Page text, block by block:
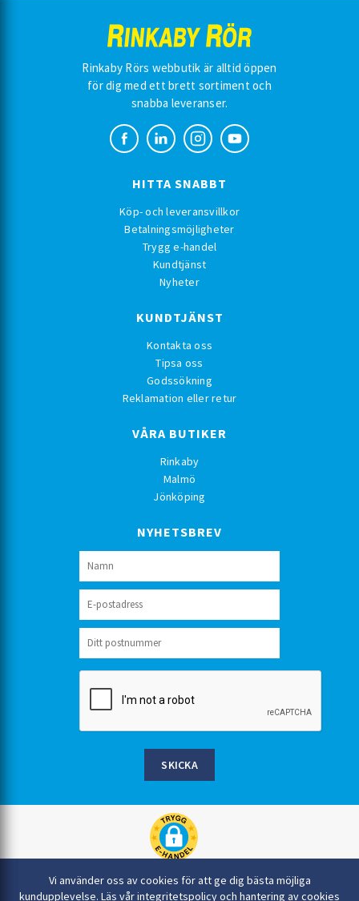
Vi använder oss av cookies för att ge dig bästa möjliga
kundupplevelse. Läs vår integritetspolicy och hantering av cookies
Rinkaby Rörs webbutik är alltid öppen
för dig med ett brett sortiment och
snabba leveranser.
HITTA SNABBT
Köp- och leveransvillkor
Betalningsmöjligheter
Trygg e-handel
Kundtjänst
Nyheter
KUNDTJÄNST
Kontakta oss
Tipsa oss
Godssökning
Reklamation eller retur
VÅRA BUTIKER
Rinkaby
Malmö
Jönköping
NYHETSBREV
SKICKA
Rinkaby Rör AB, Box 54, 296 21 Åhus
044-22 54 90